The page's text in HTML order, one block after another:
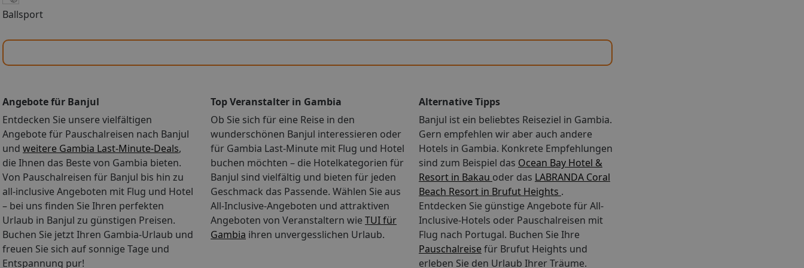
Ballsport
Angebote für Banjul
Entdecken Sie unsere vielfältigen
Angebote für Pauschalreisen nach Banjul
und weitere Gambia Last-Minute-Deals,
die Ihnen das Beste von Gambia bieten.
Von Pauschalreisen für Banjul bis hin zu
all-inclusive Angeboten mit Flug und Hotel
– bei uns finden Sie Ihren perfekten
Urlaub in Banjul zu günstigen Preisen.
Buchen Sie jetzt Ihren Gambia-Urlaub und
freuen Sie sich auf sonnige Tage und
Entspannung pur!
Top Veranstalter in Gambia
Ob Sie sich für eine Reise in den
wunderschönen Banjul interessieren oder
für Gambia Last-Minute mit Flug und Hotel
buchen möchten – die Hotelkategorien für
Banjul sind vielfältig und bieten für jeden
Geschmack das Passende. Wählen Sie aus
All-Inclusive-Angeboten und attraktiven
Angeboten von Veranstaltern wie TUI für
Gambia ihren unvergesslichen Urlaub.
Alternative Tipps
Banjul ist ein beliebtes Reiseziel in Gambia.
Gern empfehlen wir aber auch andere
Hotels in Gambia. Konkrete Empfehlungen
sind zum Beispiel das Ocean Bay Hotel &
Resort in Bakau oder das LABRANDA Coral
Beach Resort in Brufut Heights .
Entdecken Sie günstige Angebote für All-
Inclusive-Hotels oder Pauschalreisen mit
Flug nach Portugal. Buchen Sie Ihre
Pauschalreisefür Brufut Heights und
erleben Sie den Urlaub Ihrer Träume.